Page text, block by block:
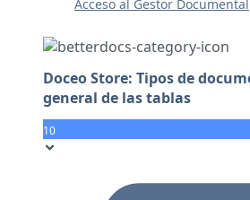
Acceso al Gestor Documental
Doceo Store: Tipos de
general de las tablas
10